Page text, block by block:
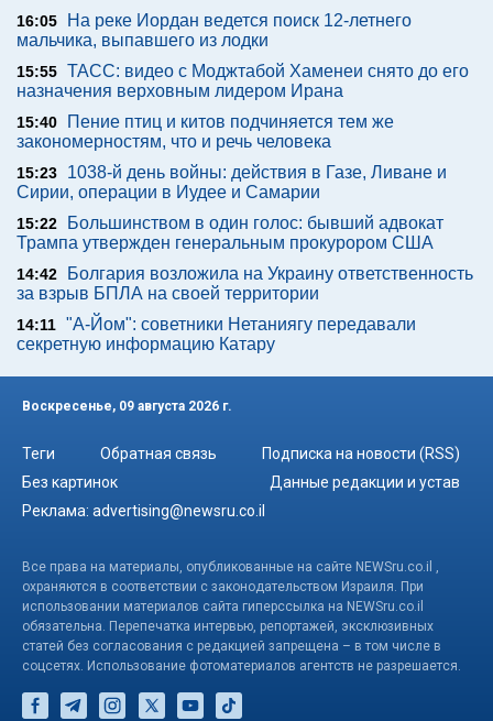
16:05
На реке Иордан ведется поиск 12-летнего
мальчика, выпавшего из лодки
15:55 ТАСС: видео с Моджтабой Хаменеи снято до его
назначения верховным лидером Ирана
15:40
Пение птиц и китов подчиняется тем же
закономерностям, что и речь человека
15:23
1038-й день войны: действия в Газе, Ливане и
Сирии, операции в Иудее и Самарии
15:22
Большинством в один голос: бывший адвокат
Трампа утвержден генеральным прокурором США
14:42
Болгария возложила на Украину ответственность
за взрыв БПЛА на своей территории
14:11 "А-Йом": советники Нетаниягу передавали
секретную информацию Катару
Воскресенье, 09 августа 2026 г.
Теги Обратная связь
Подписка на новости (RSS)
Без картинок
Данные редакции и устав
Реклама: advertising@newsru.co.il
Все права на материалы, опубликованные на сайте NEWSru.co.il ,
охраняются в соответствии с законодательством Израиля. При
использовании материалов сайта гиперссылка на NEWSru.co.il
обязательна. Перепечатка интервью, репортажей, эксклюзивных
статей без согласования с редакцией запрещена – в том числе в
соцсетях. Использование фотоматериалов агентств не разрешается.